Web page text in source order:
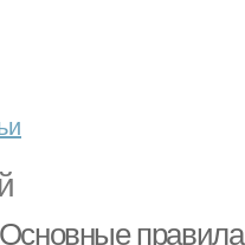
Основные правила